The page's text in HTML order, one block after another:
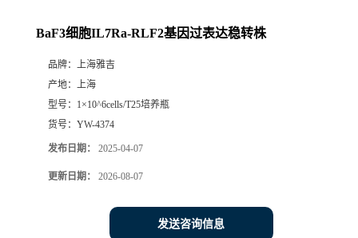
BaF3细胞IL7Ra-RLF2基因过表达稳转株
品牌： 上海雅吉
产地： 上海
型号： 1×10^6cells/T25培养瓶
货号： YW-4374
发布日期： 2025-04-07
更新日期： 2026-08-07
发送咨询信息